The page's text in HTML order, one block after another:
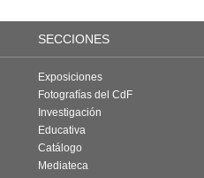
SECCIONES
Exposiciones
Fotografías del CdF
Investigación
Educativa
Catálogo
Mediateca